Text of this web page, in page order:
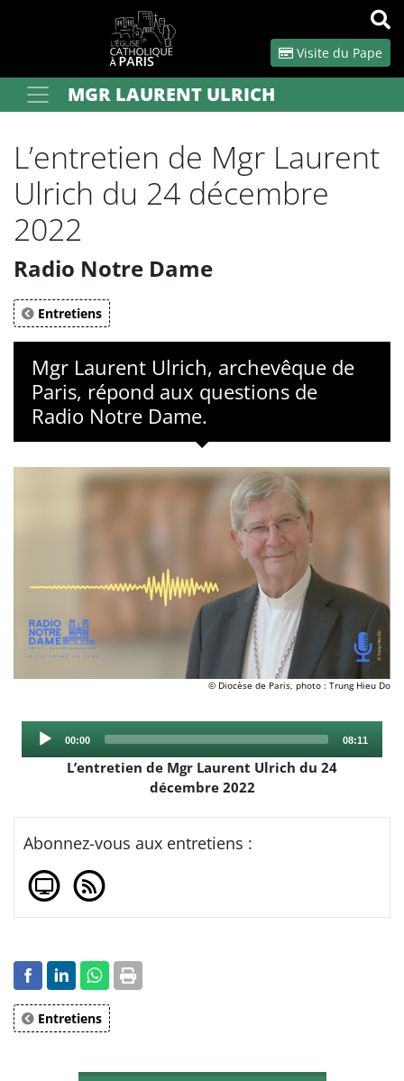
Visite du Pape
Votre rechercheMGR LAURENT ULRICH
L’entretien de Mgr Laurent
Ulrich du 24 décembre
2022
Radio Notre Dame
Entretiens
Mgr Laurent Ulrich, archevêque de
Paris, répond aux questions de
Radio Notre Dame.
© Diocèse de Paris, photo : Trung Hieu Do
Player
Current
00:00
Total
08:11
L’entretien de Mgr Laurent Ulrich du 24
décembre 2022
Abonnez-vous aux entretiens :
Entretiens
Panneau de gestion des cookies